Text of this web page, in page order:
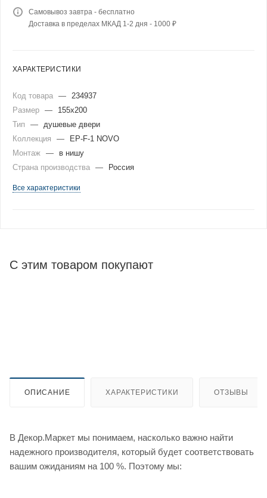
Самовывоз завтра - бесплатно
Доставка в пределах МКАД 1-2 дня - 1000 ₽
ХАРАКТЕРИСТИКИ
Код товара —
234937
Размер —
155x200
Тип
—
душевые двери
Коллекция
—
EP-F-1 NOVO
Монтаж —
в нишу
Страна производства — Россия
Все характеристики
С этим товаром покупают
ОПИСАНИЕ ХАРАКТЕРИСТИКИ ОТЗЫВЫ
В Декор.Маркет мы понимаем, насколько важно найти
надежного производителя, который будет соответствовать
вашим ожиданиям на 100 %. Поэтому мы: